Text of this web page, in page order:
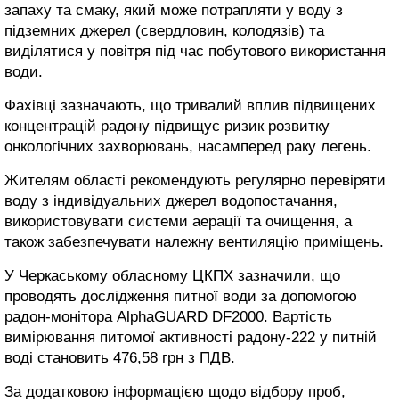
запаху та смаку, який може потрапляти у воду з
підземних джерел (свердловин, колодязів) та
виділятися у повітря під час побутового використання
води.
Фахівці зазначають, що тривалий вплив підвищених
концентрацій радону підвищує ризик розвитку
онкологічних захворювань, насамперед раку легень.
Жителям області рекомендують регулярно перевіряти
воду з індивідуальних джерел водопостачання,
використовувати системи аерації та очищення, а
також забезпечувати належну вентиляцію приміщень.
У Черкаському обласному ЦКПХ зазначили, що
проводять дослідження питної води за допомогою
радон-монітора AlphaGUARD DF2000. Вартість
вимірювання питомої активності радону-222 у питній
воді становить 476,58 грн з ПДВ.
За додатковою інформацією щодо відбору проб,